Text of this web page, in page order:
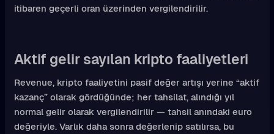
itibaren geçerli oran üzerinden vergilendirilir.
Aktif gelir sayılan kripto faaliyetleri
Revenue, kripto faaliyetini pasif değer artışı yerine “aktif
kazanç” olarak gördüğünde; her tahsilat, alındığı yıl
normal gelir olarak vergilendirilir — tahsil anındaki euro
değeriyle. Varlık daha sonra değerlenip satılırsa, bu